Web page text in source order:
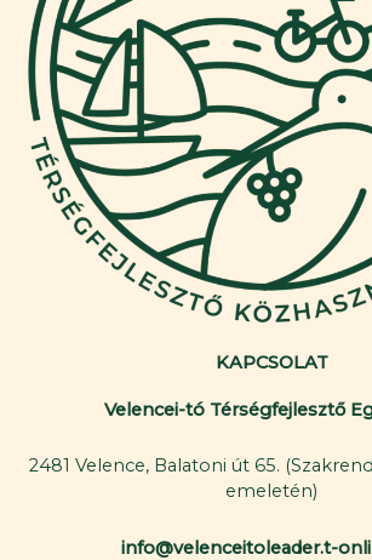
KAPCSOLAT
Velencei-tó Térségfejlesztő
2481 Velence, Balatoni út 65.
emeletén)
info@velenceitoleader.t-